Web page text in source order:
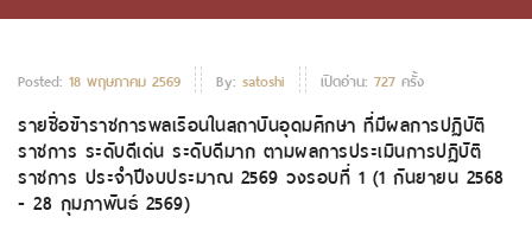
Posted: 18 พฤษภาคม 2569 By: satoshi เปิดอ่าน: 727 ครั้ง
รายชื่อข้าราชการพลเรือนในสถาบันอุดมศึกษา ที่มีผลการปฏิบัติ
ราชการ ระดับดีเด่น ระดับดีมาก ตามผลการประเมินการปฏิบัติ
ราชการ ประจำปีงบประมาณ 2569 วงรอบที่ 1 (1 กันยายน 2568
- 28 กุมภาพันธ์ 2569)